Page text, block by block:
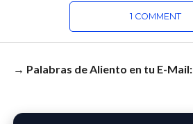
1 COMMENT
→ Palabras de Aliento en tu E-Mail: